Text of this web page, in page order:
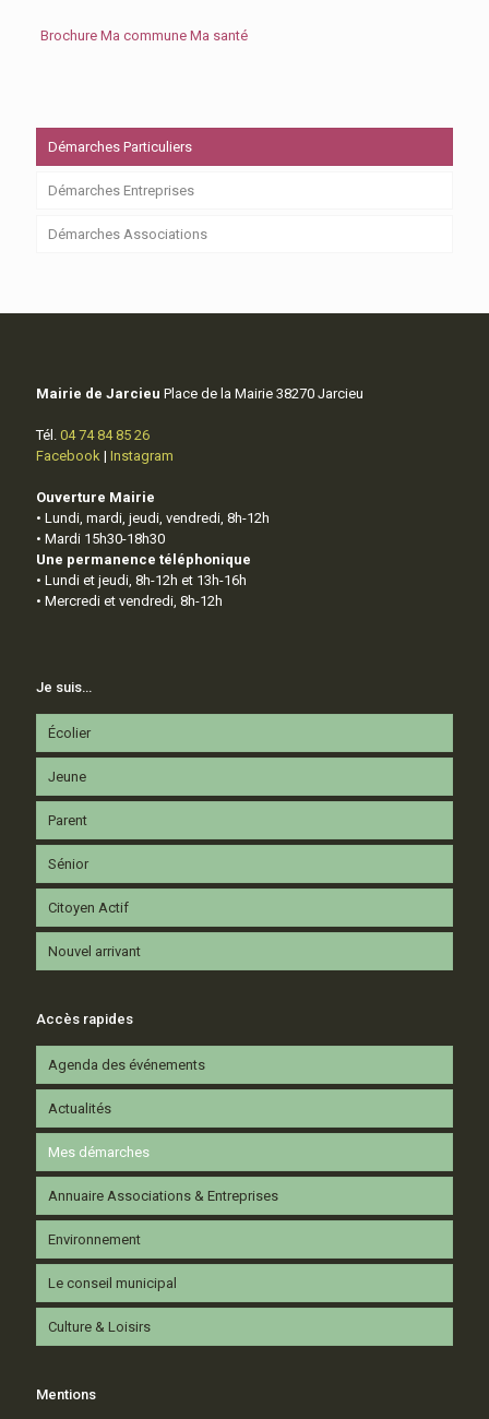
Brochure Ma commune Ma santé
Démarches Particuliers
Démarches Entreprises
Démarches Associations
Mairie de Jarcieu Place de la Mairie 38270 Jarcieu
Tél. 04 74 84 85 26
Facebook | Instagram
Ouverture Mairie
• Lundi, mardi, jeudi, vendredi, 8h-12h
• Mardi 15h30-18h30
Une permanence téléphonique
• Lundi et jeudi, 8h-12h et 13h-16h
• Mercredi et vendredi, 8h-12h
Je suis…
Écolier
Jeune
Parent
Sénior
Citoyen Actif
Nouvel arrivant
Accès rapides
Agenda des événements
Actualités
Mes démarches
Annuaire Associations & Entreprises
Environnement
Le conseil municipal
Culture & Loisirs
Mentions